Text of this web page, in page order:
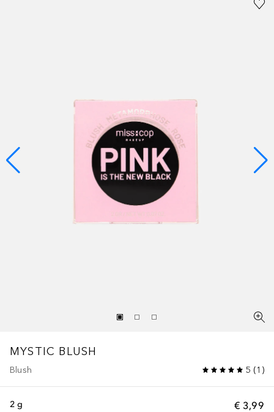
MYSTIC BLUSH
Blush 5 (1 )
€ 3,99
2 g